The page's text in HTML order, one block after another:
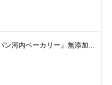
河内ベーカリー』無添加...